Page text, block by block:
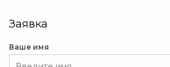
Заявка
Ваше имя